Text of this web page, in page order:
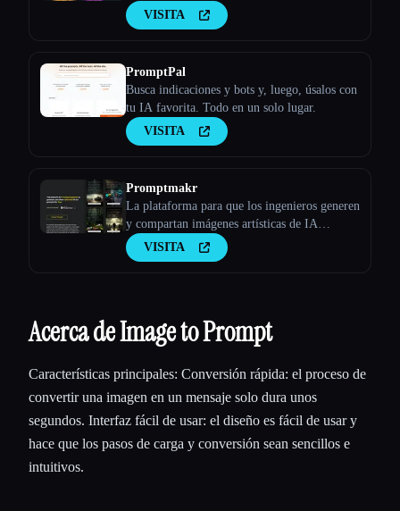
líneaVISITA
PromptPal
Busca indicaciones y bots y, luego, úsalos con
tu IA favorita. Todo en un solo lugar.
VISITA
Promptmakr
La plataforma para que los ingenieros generen
y compartan imágenes artísticas de IA
ilimitadas de forma gratuita
VISITA
Acerca de Image to Prompt
Características principales: Conversión rápida: el proceso de
convertir una imagen en un mensaje solo dura unos
segundos. Interfaz fácil de usar: el diseño es fácil de usar y
hace que los pasos de carga y conversión sean sencillos e
intuitivos.